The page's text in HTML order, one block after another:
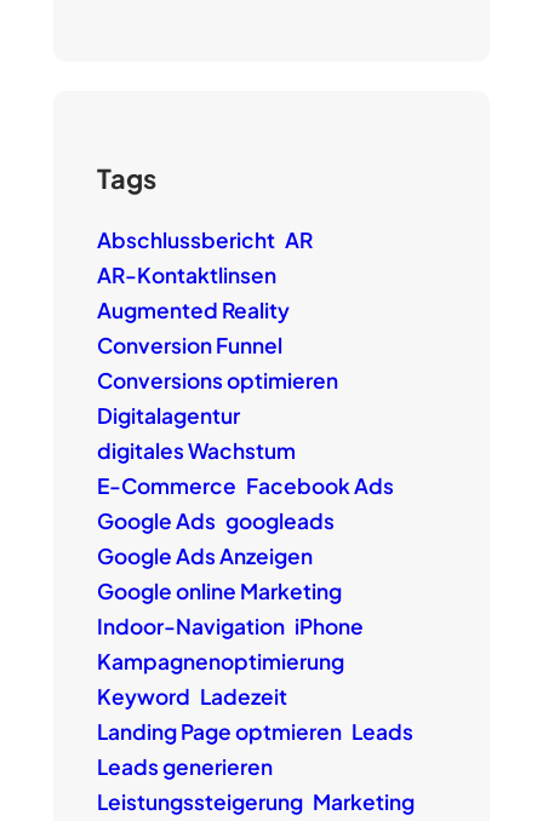
Tags
Abschlussbericht AR
AR-Kontaktlinsen
Augmented Reality
Conversion Funnel
Conversions optimieren
Digitalagentur
digitales Wachstum
E-Commerce Facebook Ads
Google Ads googleads
Google Ads Anzeigen
Google online Marketing
Indoor-Navigation iPhone
Kampagnenoptimierung
Keyword Ladezeit
Landing Page optmieren Leads
Leads generieren
Leistungssteigerung Marketing